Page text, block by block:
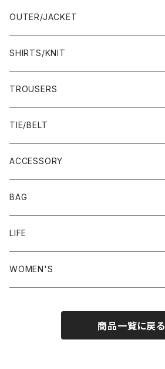
21.5-22.0 cm
22.0-22.5 cm
22.5-23.0 cm
23.0-23.5 cm
23.5-24.0 cm
24.0-24.5 cm
24.5-25.0 cm
25.0-25.5 cm
26.0-26.5 cm
OUTER/JACKET
SHIRTS/KNIT
TROUSERS
TIE/BELT
ACCESSORY
BAG
LIFE
WOMEN'S
商品一覧に戻る